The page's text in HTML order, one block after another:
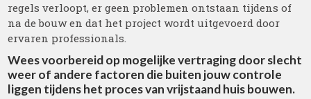
regels verloopt, er geen problemen ontstaan tijdens of
na de bouw en dat het project wordt uitgevoerd door
ervaren professionals.
Wees voorbereid op mogelijke vertraging door slecht
weer of andere factoren die buiten jouw controle
liggen tijdens het proces van vrijstaand huis bouwen.